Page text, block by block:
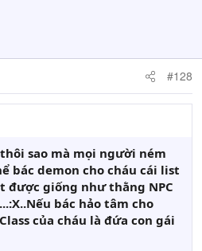
#128
sao mà mọi người ném
bác demon cho cháu cái list
được giống như thằng NPC
bác hảo tâm cho
của cháu là đứa con gái